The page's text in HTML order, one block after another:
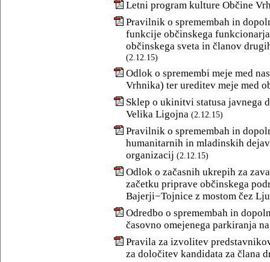
Letni program kulture Občine
Pravilnik o spremembah in
funkcije občinskega
občinskega sveta in članov
(2.12.15)
Odlok o spremembi meje med
Vrhnika) ter ureditev meje med
Sklep o ukinitvi statusa javnega
Velika Ligojna (2.12.15)
Pravilnik o spremembah in
humanitarnih in mladinskih
organizacij (2.12.15)
Odlok o začasnih ukrepih za
začetku priprave občinskega
Bajerji−Tojnice z mostom čez
Odredbo o spremembah in
časovno omejenega parkiranja
Pravila za izvolitev
za določitev kandidata za člana